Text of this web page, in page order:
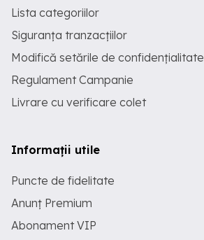
Lista categoriilor
Siguranța tranzacțiilor
Modifică setările de confidențialitate
Regulament Campanie
Livrare cu verificare colet
Informații utile
Puncte de fidelitate
Anunț Premium
Abonament VIP